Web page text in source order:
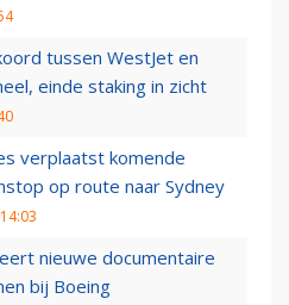
tussen WestJet en
einde staking in zicht
verplaatst komende
op route naar Sydney
nieuwe documentaire
bij Boeing